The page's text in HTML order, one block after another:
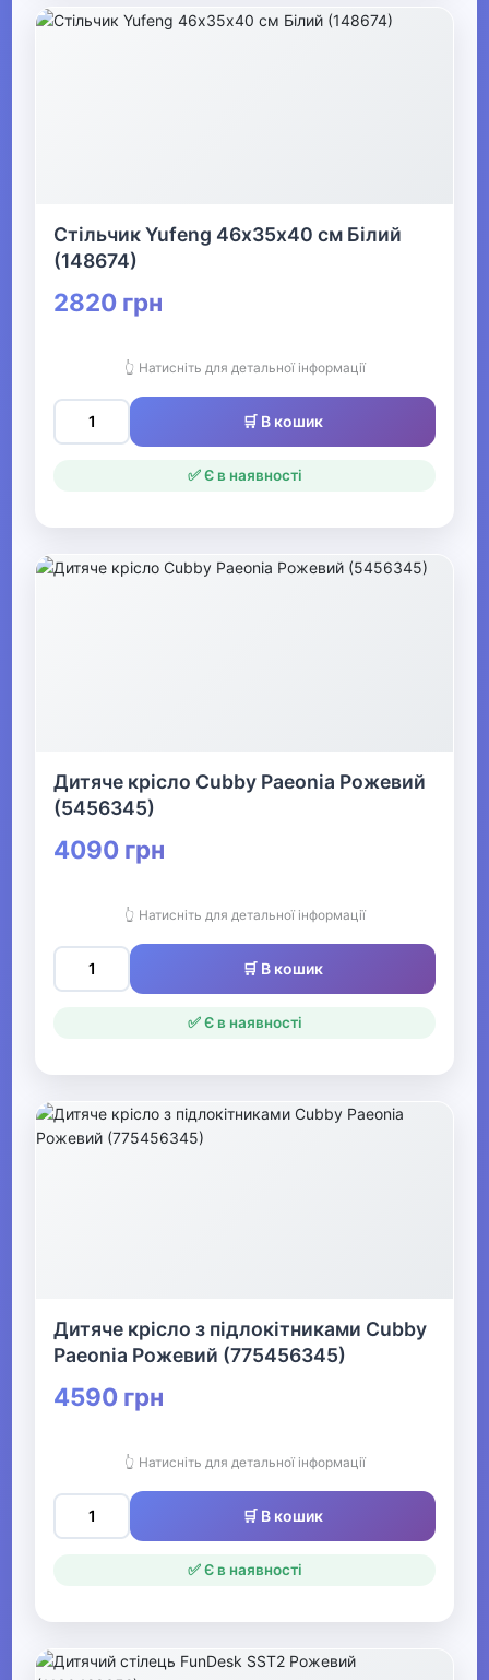
Стільчик Yufeng 46х35х40 см Білий
(148674)
2820 грн
👆 Натисніть для детальної інформації
🛒 В кошик
✅ Є в наявності
Дитяче крісло Cubby Paeonia Рожевий
(5456345)
4090 грн
👆 Натисніть для детальної інформації
🛒 В кошик
✅ Є в наявності
Дитяче крісло з підлокітниками Cubby
Paeonia Рожевий (775456345)
4590 грн
👆 Натисніть для детальної інформації
🛒 В кошик
✅ Є в наявності